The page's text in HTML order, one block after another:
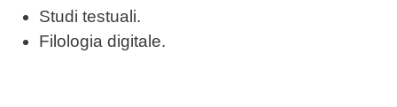
Studi testuali.
Filologia digitale.